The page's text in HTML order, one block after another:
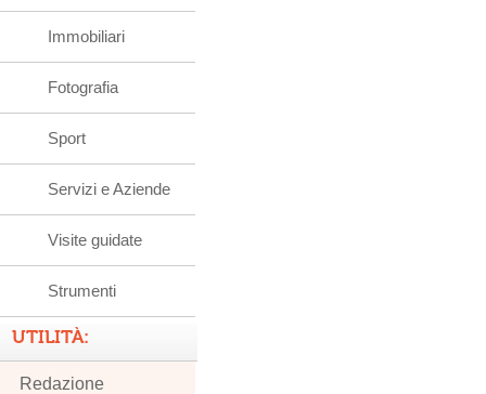
Immobiliari
Fotografia
Sport
Servizi e Aziende
Visite guidate
Strumenti
UTILITÀ:
Redazione